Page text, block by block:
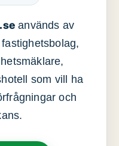
används av
som vill ha
och